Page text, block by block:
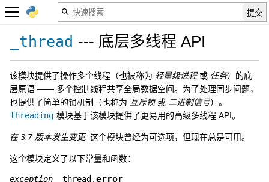
_thread --- 底层多线程 API
该模块提供了操作多个线程（也被称为 轻量级进程或 任务）的底
层原语 —— 多个控制线程共享全局数据空间。为了处理同步问题，
也提供了简单的锁机制（也称为 互斥锁或 二进制信号）。
threading 模块基于该模块提供了更易用的高级多线程 API。
在 3.7 版本发生变更: 这个模块曾经为可选项，但现在总是可用。
这个模块定义了以下常量和函数：
exception _thread.error